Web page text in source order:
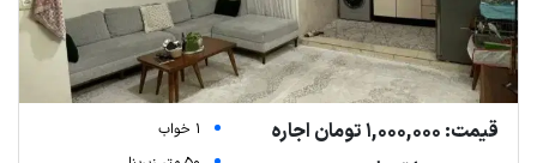
قیمت: 1,000,000 تومان اجاره
1 خواب